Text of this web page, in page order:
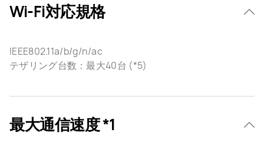
Wi-Fi対応規格
IEEE802.11a/b/g/n/ac
テザリング台数：最大40台 (*5)
最大通信速度 *1